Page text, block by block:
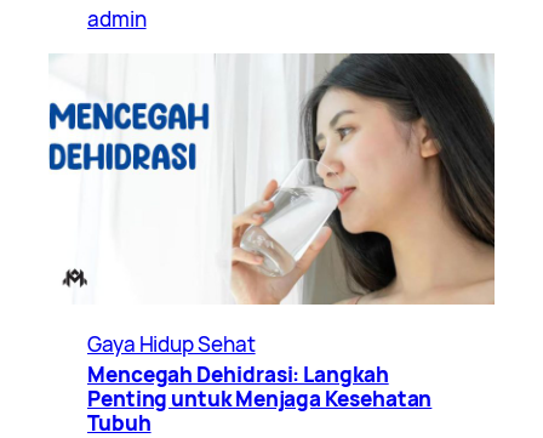
admin
Gaya Hidup Sehat
Mencegah Dehidrasi: Langkah
Penting untuk Menjaga Kesehatan
Tubuh